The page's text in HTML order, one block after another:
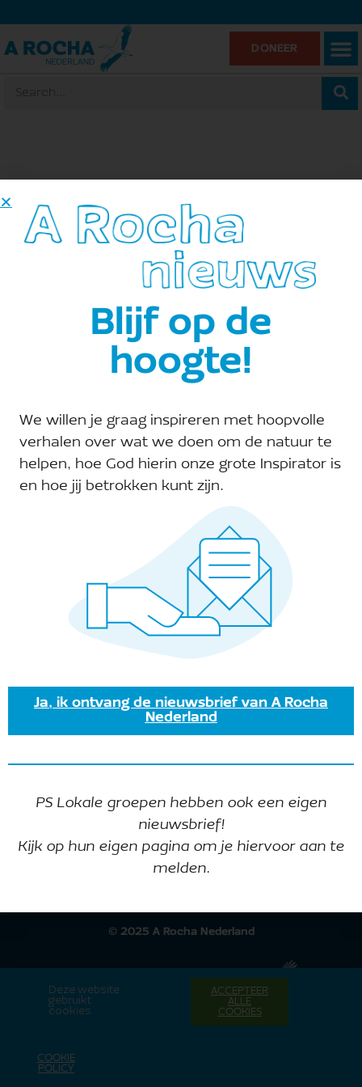
DONEER
Grevelingendam
AdresStrandweg 4
Routebeschrijving ophalen
Evenementen at this locatie
datum.
Evenementen Vandaag
Volgende
Abonneer op kalender
Ontvang onze nieuwsbrief
© 2025 A Rocha Nederland
Deze website
gebruikt
cookies
ACCEPTEER
ALLE
COOKIES
COOKIE
POLICY
Blijf op de
hoogte!
We willen je graag inspireren met hoopvolle
verhalen over wat we doen om de natuur te
helpen, hoe God hierin onze grote Inspirator is
en hoe jij betrokken kunt zijn.
Ja, ik ontvang de nieuwsbrief van A Rocha
Nederland
PS Lokale groepen hebben ook een eigen
nieuwsbrief!
Kijk op hun eigen pagina om je hiervoor aan te
melden.